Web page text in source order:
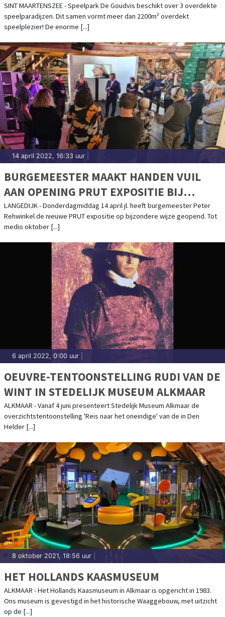
SINT MAARTENSZEE - Speelpark De Goudvis beschikt over 3 overdekte
speelparadijzen. Dit samen vormt meer dan 2200m² overdekt
speelplezier! De enorme [...]
14 april 2022, 16:33 uur
BURGEMEESTER MAAKT HANDEN VUIL
AAN OPENING PRUT EXPOSITIE BIJ
MUSEUM BROEKERVEILING
LANGEDIJK - Donderdagmiddag 14 april jl. heeft burgemeester Peter
Rehwinkel de nieuwe PRUT expositie op bijzondere wijze geopend. Tot
medio oktober [...]
6 april 2022, 0:00 uur
OEUVRE-TENTOONSTELLING RUDI VAN DE
WINT IN STEDELIJK MUSEUM ALKMAAR
ALKMAAR - Vanaf 4 juni presenteert Stedelijk Museum Alkmaar de
overzichtstentoonstelling 'Reis naar het oneindige' van de in Den
Helder [...]
8 oktober 2021, 18:56 uur
HET HOLLANDS KAASMUSEUM
ALKMAAR - Het Hollands Kaasmuseum in Alkmaar is opgericht in 1983.
Ons museum is gevestigd in het historische Waaggebouw, met uitzicht
op de [...]